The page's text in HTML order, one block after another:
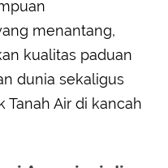
menantang,
kualitas paduan
dunia sekaligus
Air di kancah